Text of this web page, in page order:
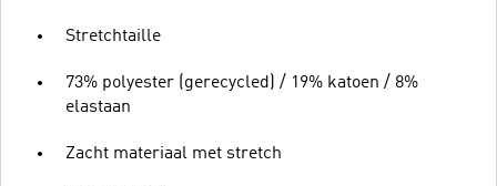
Stretchtaille
73% polyester (gerecycled) / 19% katoen / 8%
elastaan
Zacht materiaal met stretch